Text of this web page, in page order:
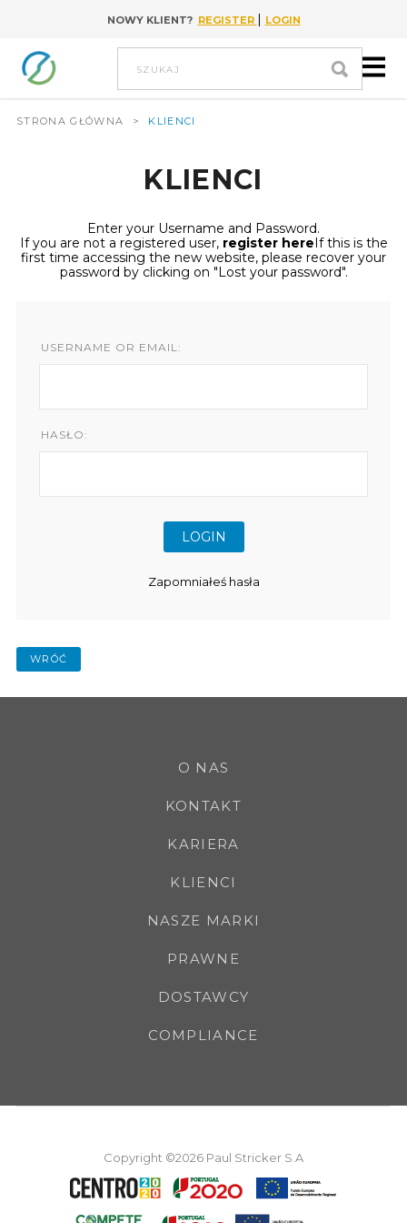
Go to contentNOWY KLIENT? REGISTER | LOGIN
szukaj
STRONA GŁÓWNA > KLIENCI
KLIENCI
Enter your Username and Password.
If you are not a registered user, register hereIf this is the
first time accessing the new website, please recover your
password by clicking on "Lost your password".
USERNAME OR EMAIL:
HASŁO:
Zapomniałeś hasła
WRÓĆ
O NAS
KONTAKT
KARIERA
KLIENCI
NASZE MARKI
PRAWNE
DOSTAWCY
COMPLIANCE
Copyright ©2026 Paul Stricker S.A